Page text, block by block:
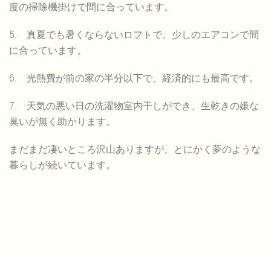
度の掃除機掛けで間に合っています。
5. 真夏でも暑くならないロフトで、少しのエアコンで間
に合っています。
6. 光熱費が前の家の半分以下で、経済的にも最高です。
7. 天気の悪い日の洗濯物室内干しができ、生乾きの嫌な
臭いが無く助かります。
まだまだ凄いところ沢山ありますが、とにかく夢のような
暮らしが続いています。